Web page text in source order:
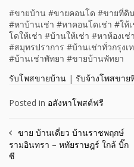
#ขายบ้าน #ขายคอนโด #ขายที่ดิ
#หาบ้านเช่า #หาคอนโดเช่า #ให้
โดให้เช่า #บ้านให้เช่า #หาห้องเ
#สมุทรปราการ #บ้านเช่าทั่วกรุง
#บ้านเช่าพัทยา #ขายบ้านพัทยา
รับโพสขายบ้าน | รับจ้างโพสขาย
Posted in อสังหาโพสต์ฟรี
Post
navigation
ขาย บ้านเดี่ยว บ้านราชพฤกษ์
รามอินทรา – หทัยราษฎร์ ใกล้ บิ๊ก
ซี